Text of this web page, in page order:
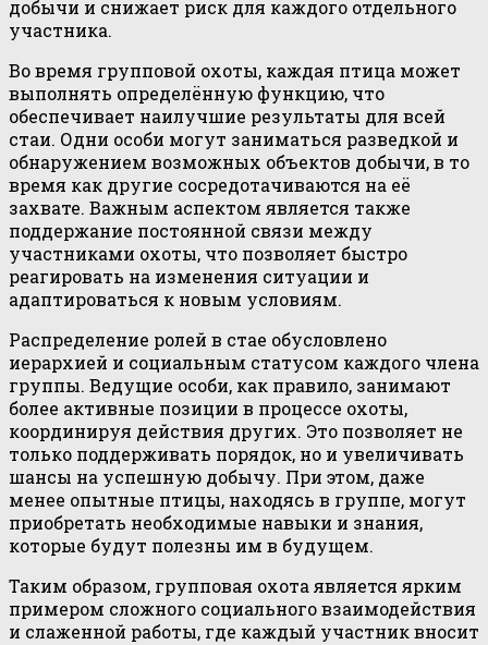
добычи и снижает риск для каждого отдельного
участника.
Во время групповой охоты, каждая птица может
выполнять определённую функцию, что
обеспечивает наилучшие результаты для всей
стаи. Одни особи могут заниматься разведкой и
обнаружением возможных объектов добычи, в то
время как другие сосредотачиваются на её
захвате. Важным аспектом является также
поддержание постоянной связи между
участниками охоты, что позволяет быстро
реагировать на изменения ситуации и
адаптироваться к новым условиям.
Распределение ролей в стае обусловлено
иерархией и социальным статусом каждого члена
группы. Ведущие особи, как правило, занимают
более активные позиции в процессе охоты,
координируя действия других. Это позволяет не
только поддерживать порядок, но и увеличивать
шансы на успешную добычу. При этом, даже
менее опытные птицы, находясь в группе, могут
приобретать необходимые навыки и знания,
которые будут полезны им в будущем.
Таким образом, групповая охота является ярким
примером сложного социального взаимодействия
и слаженной работы, где каждый участник вносит